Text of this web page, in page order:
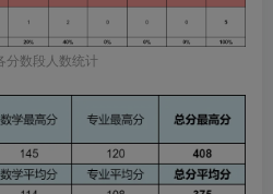
分数段人数统计